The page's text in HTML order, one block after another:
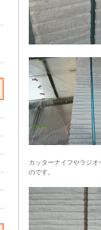
カッターナイフやラジ
のです。